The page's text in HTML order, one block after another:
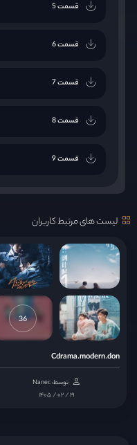
قسمت 5
قسمت 6
قسمت 7
قسمت 8
قسمت 9
قسمت 10
قسمت 12
قسمت 13
قسمت 14
قسمت 15
لیست های مرتبط کاربران
36
Cdrama.modern.don
توسط: Nanec
۱۴۰۵ / ۰۲ / ۱۹